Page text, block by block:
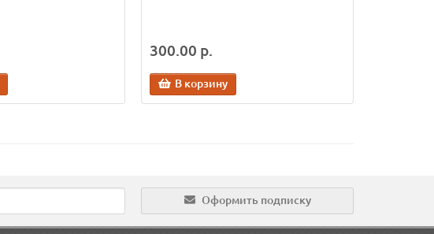
300.00 р.
В корзину
Оформить подписку